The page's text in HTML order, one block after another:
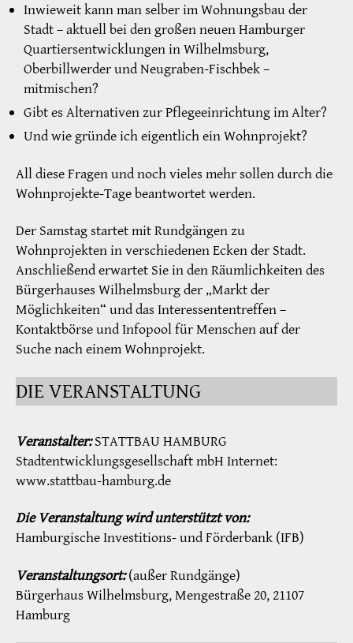
Inwieweit kann man selber im Wohnungsbau der
Stadt – aktuell bei den großen neuen Hamburger
Quartiersentwicklungen in Wilhelmsburg,
Oberbillwerder und Neugraben-Fischbek –
mitmischen?
Gibt es Alternativen zur Pflegeeinrichtung im Alter?
Und wie gründe ich eigentlich ein Wohnprojekt?
All diese Fragen und noch vieles mehr sollen durch die
Wohnprojekte-Tage beantwortet werden.
Der Samstag startet mit Rundgängen zu
Wohnprojekten in verschiedenen Ecken der Stadt.
Anschließend erwartet Sie in den Räumlichkeiten des
Bürgerhauses Wilhelmsburg der „Markt der
Möglichkeiten“ und das Interessententreffen –
Kontaktbörse und Infopool für Menschen auf der
Suche nach einem Wohnprojekt.
DIE VERANSTALTUNG
Veranstalter:STATTBAU HAMBURG
Stadtentwicklungsgesellschaft mbH Internet:
www.stattbau-hamburg.de
Die Veranstaltung wird unterstützt von:
Hamburgische Investitions- und Förderbank (IFB)
Veranstaltungsort:(außer Rundgänge)
Bürgerhaus Wilhelmsburg, Mengestraße 20, 21107
Hamburg